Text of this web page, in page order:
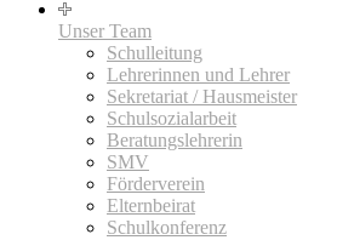
Unser Team
Schulleitung
Lehrerinnen und Lehrer
Sekretariat / Hausmeister
Schulsozialarbeit
Beratungslehrerin
SMV
Förderverein
Elternbeirat
Schulkonferenz